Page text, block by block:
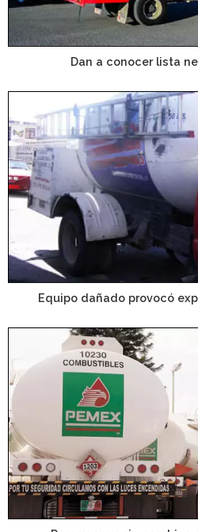
Dan a conocer lista
Equipo dañado provocó